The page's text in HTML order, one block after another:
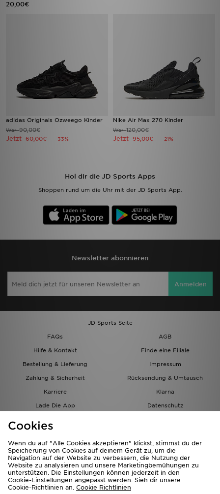
20,00€
adidas Originals Ozweego Kinder
War90,00€
Jetzt 60,00€ - 33%
Nike Air Max 270 Kinder
War120,00€
Jetzt 95,00€ - 21%
Hol dir die JD Sports Apps
Shoppen rund um die Uhr mit der JD Sports App.
Newsletter abonnieren
Anmelden
JD Sports Seite
FAQs
AGB
Hilfe & Kontakt
Finde eine Filiale
Bestellung & Lieferung
Impressum
Zahlung & Sicherheit
Rücksendung & Umtausch
Karriere
Klarna
Lade Die App
Datenschutz
Cookies
Wenn du auf "Alle Cookies akzeptieren" klickst, stimmst du der
Speicherung von Cookies auf deinem Gerät zu, um die
Navigation auf der Website zu verbessern, die Nutzung der
Website zu analysieren und unsere Marketingbemühungen zu
unterstützen. Die Einstellungen können jederzeit in den
Cookie-Einstellungen angepasst werden. Sieh dir unsere
Cookie-Richtlinien an. Cookie Richtlinien